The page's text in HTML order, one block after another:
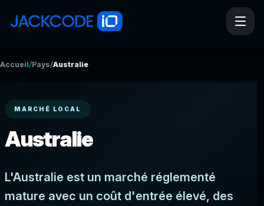
Accueil/Pays/Australie
MARCHÉ LOCAL
Australie
L'Australie est un marché réglementé
mature avec un coût d'entrée élevé, des